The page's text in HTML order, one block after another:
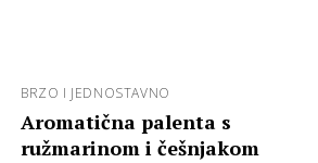
BRZO I JEDNOSTAVNO
Aromatična palenta s
ružmarinom i češnjakom